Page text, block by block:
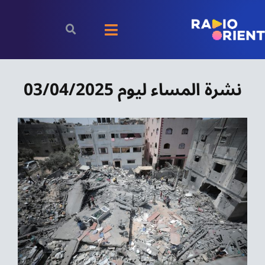
content
Toggle
Navigation
الأخبار
رياضة
اقتصاد
مقالات
نشرة المساء ليوم 03/04/2025